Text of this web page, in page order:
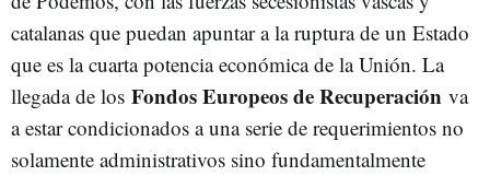
catalanas que puedan apuntar a la ruptura de un Estado
que es la cuarta potencia económica de la Unión. La
llegada de los Fondos Europeos de Recuperación va
a estar condicionados a una serie de requerimientos no
solamente administrativos sino fundamentalmente